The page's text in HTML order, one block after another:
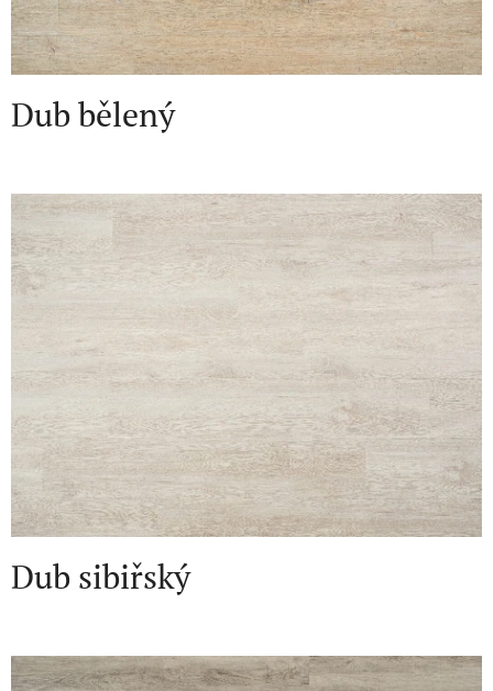
Dub bělený
Dub sibiřský